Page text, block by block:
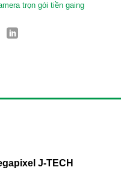
trọn gói tiền gaing
J-TECH